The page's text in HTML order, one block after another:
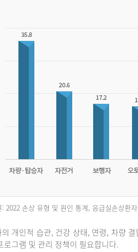
2022 손상 유형 및 원인 통계, 응급실손상환
개인적 습관, 건강 상태, 연령, 차량
로그램 및 관리 정책이 필요합니다.